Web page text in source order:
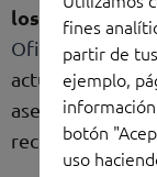
losetas es
Oficinas
actuales y
asesoramiento
recomendable
fines
partir de
ejemplo,
botón
uso